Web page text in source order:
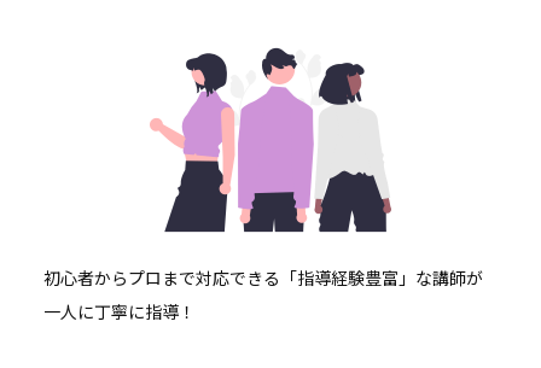
初心者からプロまで対応できる「指導経験豊富」な講師が
一人に丁寧に指導！